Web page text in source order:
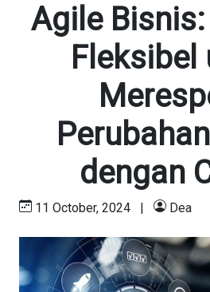
Agile
Fleksibel
dengan
11 October, 2024 | Dea